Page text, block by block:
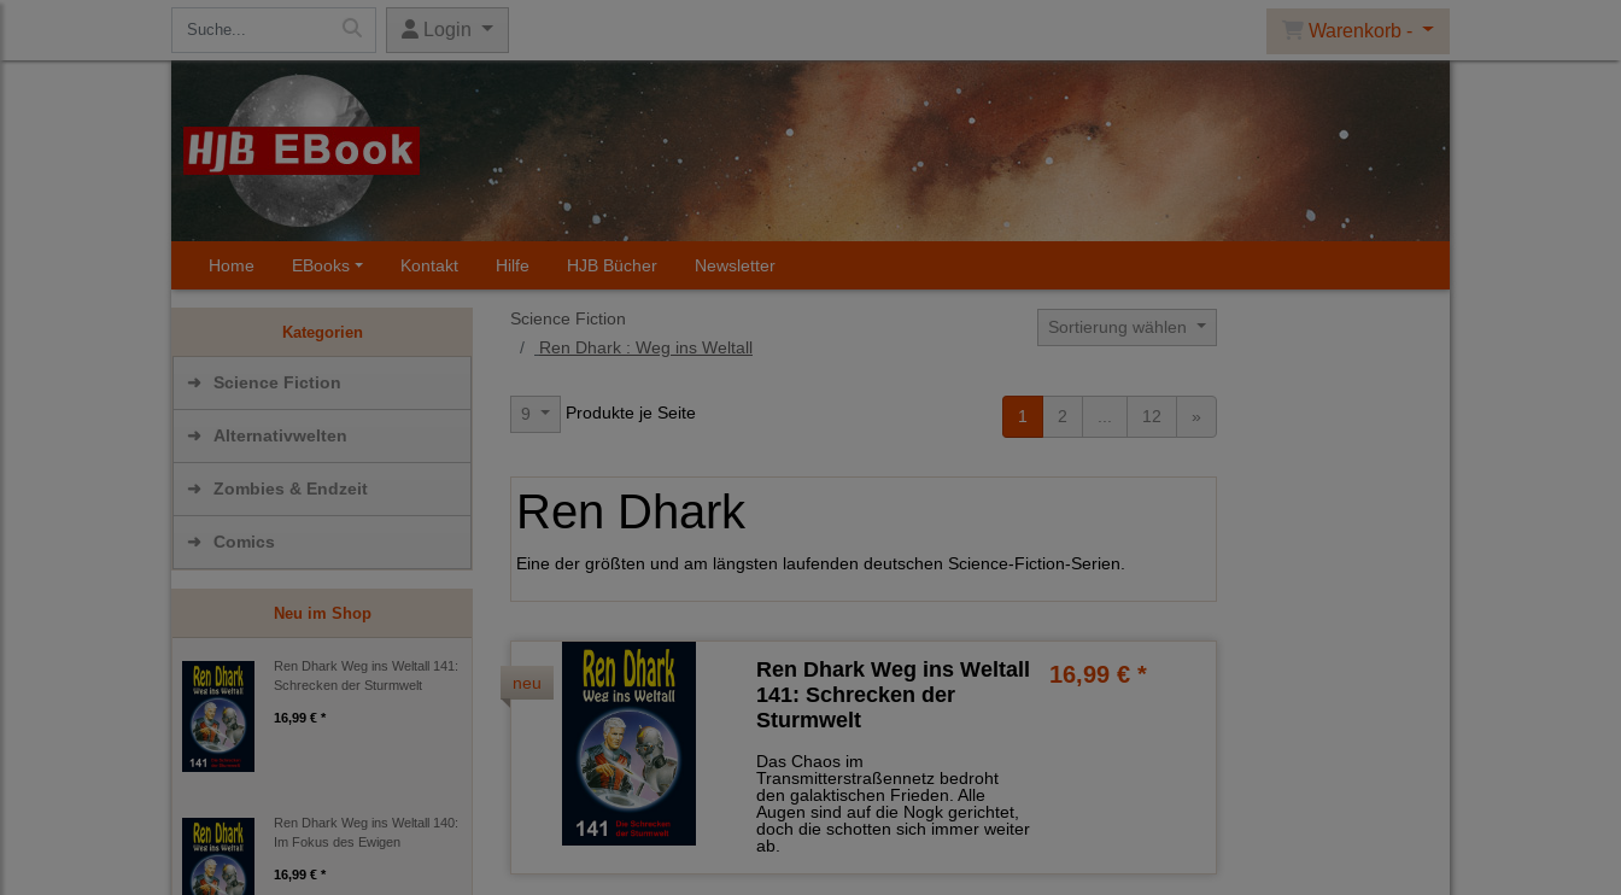
Login Warenkorb -
Home EBooks Kontakt Hilfe HJB Bücher Newsletter
Kategorien
➜ Science Fiction
➜ Alternativwelten
➜ Zombies & Endzeit
➜ Comics
Neu im Shop
Ren Dhark Weg ins Weltall 141:
Schrecken der Sturmwelt
16,99 € *
Ren Dhark Weg ins Weltall 140:
Im Fokus des Ewigen
16,99 € *
Science Fiction
Ren Dhark : Weg ins Weltall
Sortierung wählen
9 Produkte je Seite 1 2 12 »
Ren Dhark
Eine der größten und am längsten laufenden deutschen Science-Fiction-Serien.
neu
Ren Dhark Weg ins Weltall
141: Schrecken der
Sturmwelt
Das Chaos im
Transmitterstraßennetz bedroht
den galaktischen Frieden. Alle
Augen sind auf die Nogk gerichtet,
doch die schotten sich immer weiter
ab.
16,99 € *